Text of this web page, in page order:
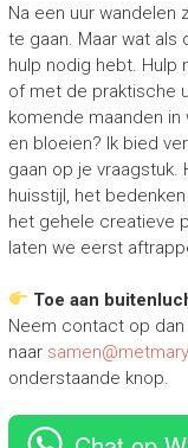
Na een uur wandelen
te gaan. Maar wat als
hulp nodig hebt.
of met de praktische
komende maanden
en bloeien? Ik bied
gaan op je
huisstijl, het
het gehele creatieve
laten we eerst
Toe aan
Neem contact op
naar
onderstaande knop.